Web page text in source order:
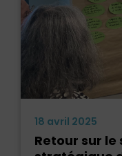
18 avril 2025
Retour sur